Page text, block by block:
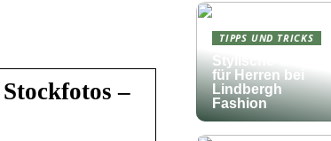
–
TIPPS UND TRICKS
Stylische Troyer
für Herren bei
Lindbergh
Fashion